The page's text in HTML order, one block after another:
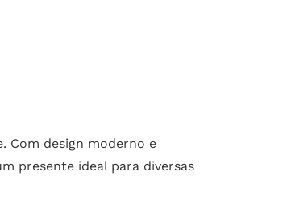
Com design moderno e
presente ideal para diversas